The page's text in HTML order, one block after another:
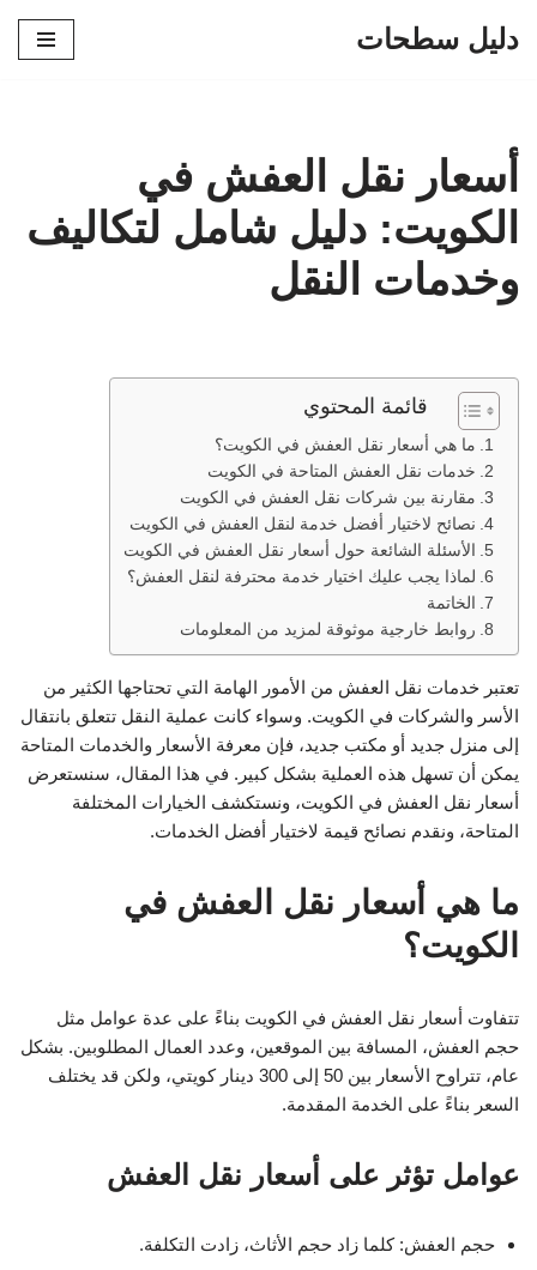
دليل سطحات
أسعار نقل العفش في
الكويت: دليل شامل لتكاليف
وخدمات النقل
قائمة المحتوي
ما هي أسعار نقل العفش في الكويت؟
خدمات نقل العفش المتاحة في الكويت
مقارنة بين شركات نقل العفش في الكويت
نصائح لاختيار أفضل خدمة لنقل العفش في الكويت
الأسئلة الشائعة حول أسعار نقل العفش في الكويت
لماذا يجب عليك اختيار خدمة محترفة لنقل العفش؟
الخاتمة
روابط خارجية موثوقة لمزيد من المعلومات
تعتبر خدمات نقل العفش من الأمور الهامة التي تحتاجها الكثير من
الأسر والشركات في الكويت. وسواء كانت عملية النقل تتعلق بانتقال
إلى منزل جديد أو مكتب جديد، فإن معرفة الأسعار والخدمات المتاحة
يمكن أن تسهل هذه العملية بشكل كبير. في هذا المقال، سنستعرض
أسعار نقل العفش في الكويت، ونستكشف الخيارات المختلفة
المتاحة، ونقدم نصائح قيمة لاختيار أفضل الخدمات.
ما هي أسعار نقل العفش في
الكويت؟
تتفاوت أسعار نقل العفش في الكويت بناءً على عدة عوامل مثل
حجم العفش، المسافة بين الموقعين، وعدد العمال المطلوبين. بشكل
عام، تتراوح الأسعار بين 50 إلى 300 دينار كويتي، ولكن قد يختلف
السعر بناءً على الخدمة المقدمة.
عوامل تؤثر على أسعار نقل العفش
حجم العفش: كلما زاد حجم الأثاث، زادت التكلفة.